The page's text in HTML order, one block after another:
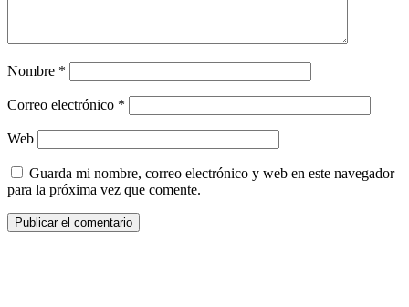
Nombre *
Correo electrónico *
Web
Guarda mi nombre, correo electrónico y web en este navegador
para la próxima vez que comente.